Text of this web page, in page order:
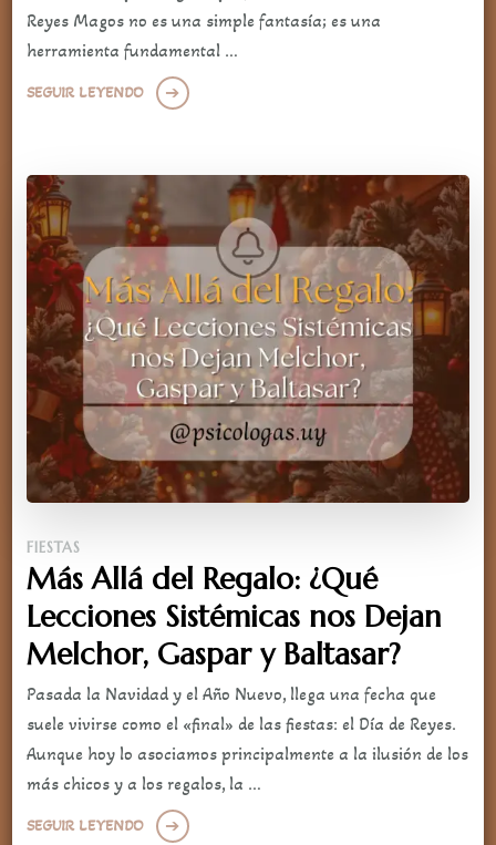
Reyes Magos no es una simple fantasía; es una
herramienta fundamental …
SEGUIR LEYENDO
FIESTAS
Más Allá del Regalo: ¿Qué
Lecciones Sistémicas nos Dejan
Melchor, Gaspar y Baltasar?
Pasada la Navidad y el Año Nuevo, llega una fecha que
suele vivirse como el «final» de las fiestas: el Día de Reyes.
Aunque hoy lo asociamos principalmente a la ilusión de los
más chicos y a los regalos, la …
SEGUIR LEYENDO